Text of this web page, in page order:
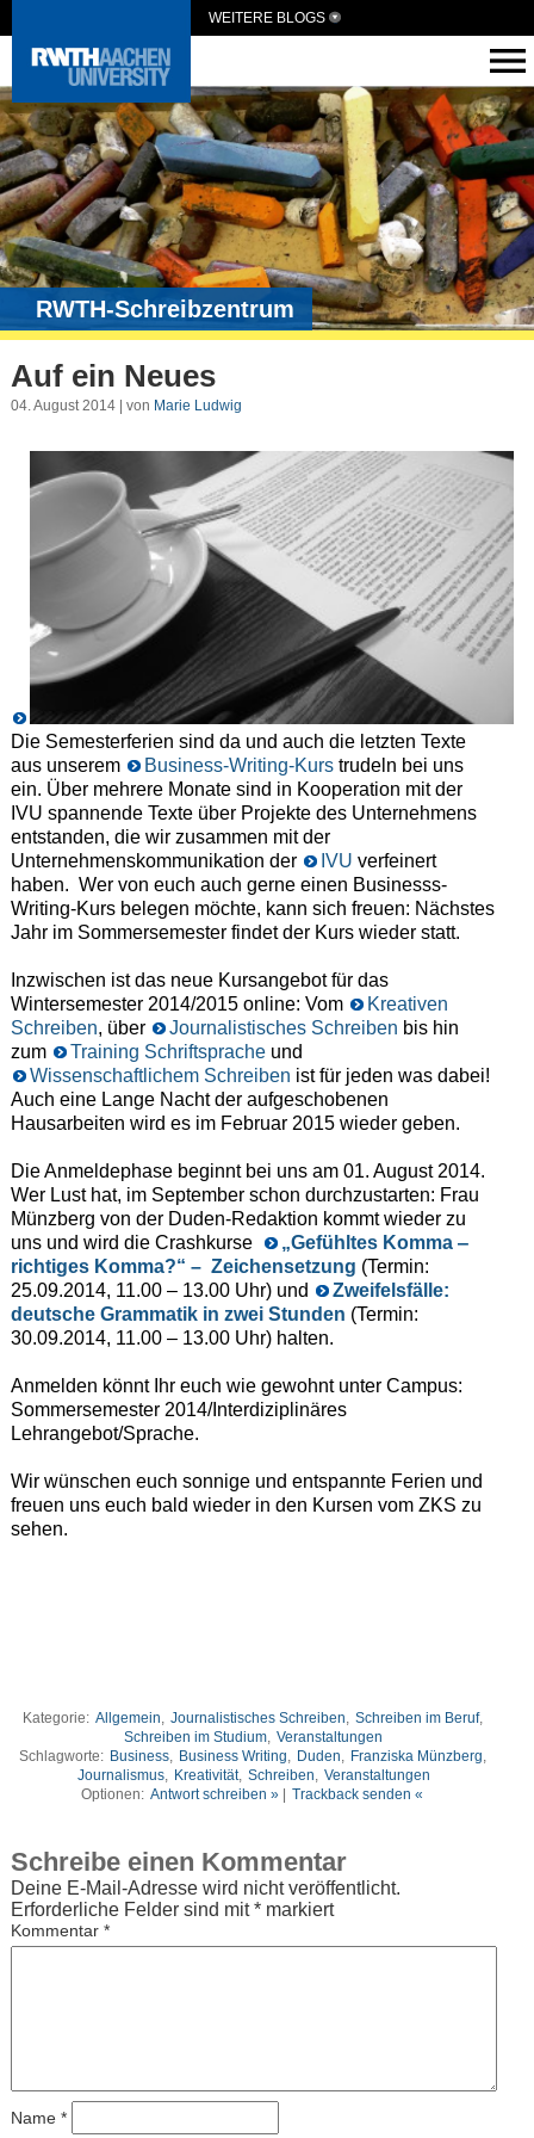
WEITERE BLOGS
RWTH-Schreibzentrum
Auf ein Neues
04. August 2014 | von Marie Ludwig
Die Semesterferien sind da und auch die letzten Texte
aus unserem
Business-Writing-Kurstrudeln bei uns
ein. Über mehrere Monate sind in Kooperation mit der
IVU spannende Texte über Projekte des Unternehmens
entstanden, die wir zusammen mit der
Unternehmenskommunikation der
IVU verfeinert
haben. Wer von euch auch gerne einen Businesss-
Writing-Kurs belegen möchte, kann sich freuen: Nächstes
Jahr im Sommersemester findet der Kurs wieder statt.
Inzwischen ist das neue Kursangebot für das
Wintersemester 2014/2015 online: Vom
Kreativen
Schreiben, über Journalistisches Schreiben bis hin
zum
Training Schriftspracheund
Wissenschaftlichem Schreiben ist für jeden was dabei!
Auch eine Lange Nacht der aufgeschobenen
Hausarbeiten wird es im Februar 2015 wieder geben.
Die Anmeldephase beginnt bei uns am 01. August 2014.
Wer Lust hat, im September schon durchzustarten: Frau
Münzberg von der Duden-Redaktion kommt wieder zu
uns und wird die Crashkurse
„Gefühltes Komma ‒
richtiges Komma?“ – Zeichensetzung (Termin:
25.09.2014, 11.00 – 13.00 Uhr) und
Zweifelsfälle:
deutsche Grammatik in zwei Stunden (Termin:
30.09.2014, 11.00 – 13.00 Uhr) halten.
Anmelden könnt Ihr euch wie gewohnt unter Campus:
Sommersemester 2014/Interdiziplinäres
Lehrangebot/Sprache.
Wir wünschen euch sonnige und entspannte Ferien und
freuen uns euch bald wieder in den Kursen vom ZKS zu
sehen.
Kategorie: Allgemein Journalistisches Schreiben Schreiben im Beruf,
Schreiben im Studium
Veranstaltungen
Schlagworte: Business, Business Writing Duden Franziska Münzberg
Journalismus, Kreativität, Schreiben
Veranstaltungen
Optionen: Antwort schreiben » | Trackback senden «
Schreibe einen Kommentar
Deine E-Mail-Adresse wird nicht veröffentlicht.
Erforderliche Felder sind mit*markiert
Kommentar *
Name *